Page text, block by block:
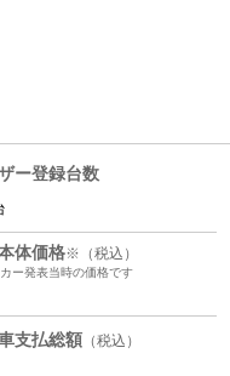
ー登録台数
体価格※（税込）
ー発表当時の価格です
支払総額 （税込）